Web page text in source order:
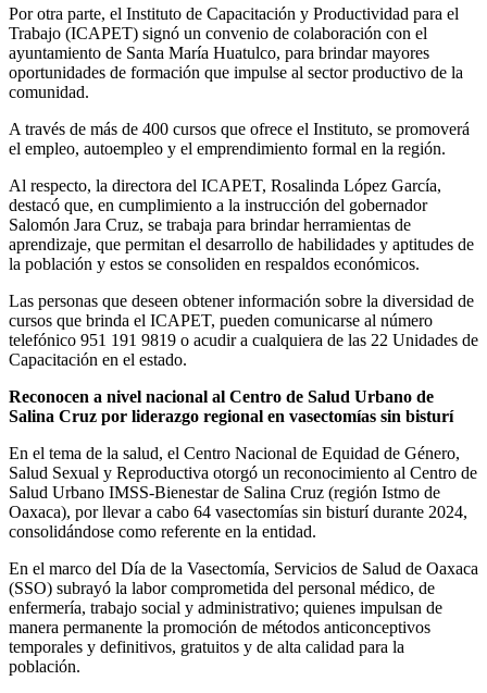
Por otra parte, el Instituto de Capacitación y Productividad para el
Trabajo (ICAPET) signó un convenio de colaboración con el
ayuntamiento de Santa María Huatulco, para brindar mayores
oportunidades de formación que impulse al sector productivo de la
comunidad.
A través de más de 400 cursos que ofrece el Instituto, se promoverá
el empleo, autoempleo y el emprendimiento formal en la región.
Al respecto, la directora del ICAPET, Rosalinda López García,
destacó que, en cumplimiento a la instrucción del gobernador
Salomón Jara Cruz, se trabaja para brindar herramientas de
aprendizaje, que permitan el desarrollo de habilidades y aptitudes de
la población y estos se consoliden en respaldos económicos.
Las personas que deseen obtener información sobre la diversidad de
cursos que brinda el ICAPET, pueden comunicarse al número
telefónico 951 191 9819 o acudir a cualquiera de las 22 Unidades de
Capacitación en el estado.
Reconocen a nivel nacional al Centro de Salud Urbano de
Salina Cruz por liderazgo regional en vasectomías sin bisturí
En el tema de la salud, el Centro Nacional de Equidad de Género,
Salud Sexual y Reproductiva otorgó un reconocimiento al Centro de
Salud Urbano IMSS-Bienestar de Salina Cruz (región Istmo de
Oaxaca), por llevar a cabo 64 vasectomías sin bisturí durante 2024,
consolidándose como referente en la entidad.
En el marco del Día de la Vasectomía, Servicios de Salud de Oaxaca
(SSO) subrayó la labor comprometida del personal médico, de
enfermería, trabajo social y administrativo; quienes impulsan de
manera permanente la promoción de métodos anticonceptivos
temporales y definitivos, gratuitos y de alta calidad para la
población.